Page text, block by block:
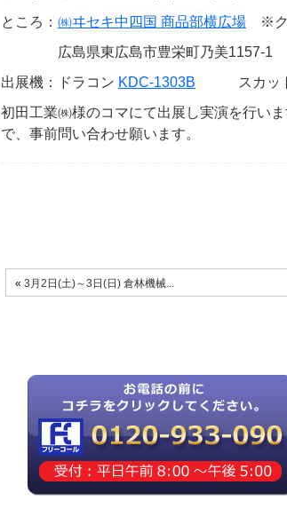
ところ： ㈱ヰセキ中四国 商品部横広場 ※ク
広島県東広島市豊栄町乃美1157-1
出展機：ドラコン KDC-1303B スカッ
初田工業㈱様のコマにて出展し実演を行い
で、事前問い合わせ願います。
« 3月2日(土)～3日(日) 倉林機械...